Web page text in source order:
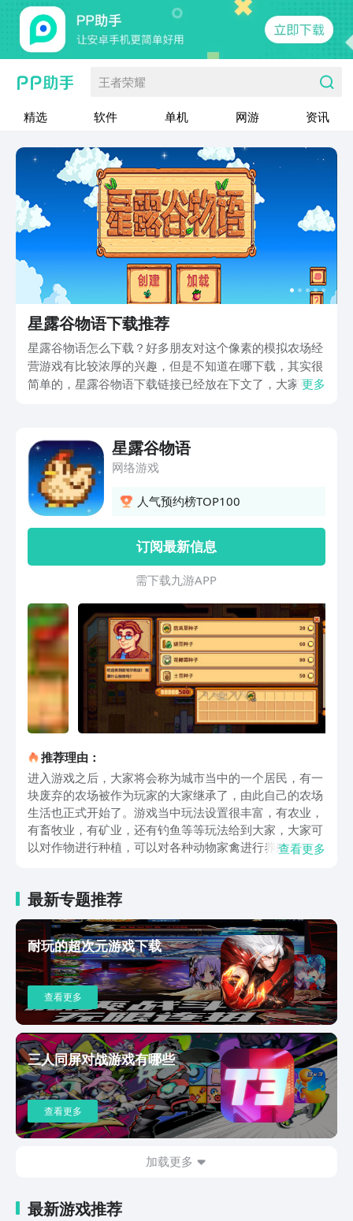
王者荣耀
精选 软件 单机 网游 资讯
星露谷物语下载推荐
星露谷物语怎么下载？好多朋友对这个像素的模拟农场经
营游戏有比较浓厚的兴趣，但是不知道在哪下载，其实很
简单的，星露谷物语下载链接已经放在下文了，大家可以
更多
星露谷物语
网络游戏
人气预约榜TOP100
订阅最新信息
需 下 载 九 游 A P P
推荐理由：
进入游戏之后，大家将会称为城市当中的一个居民，有一
块废弃的农场被作为玩家的大家继承了，由此自己的农场
生活也正式开始了。游戏当中玩法设置很丰富，有农业，
有畜牧业，有矿业，还有钓鱼等等玩法给到大家，大家可
以对作物进行种植，可以对各种动物家禽进行养殖，可以
的工具也就能有钱买了，还能够新增更多的建筑，正向循
环之后，将自己的农场规模逐步扩大。游戏当中还有季节
的设定，四个季节大家均可以体验，每个不同的季节有不
同的天气和相对应的作物，伙伴们需要根据季节的更替，
来决定具体种植什么作物，举例来说的话，春天的时候天
气比较多变，会下雨，会天晴，很多蔬菜水果都是适合种
植的；夏天的时候就比较适合西瓜，番茄，玉米等的种植
了。农业和畜牧是比较常见的，还有矿业和钓鱼可以尝
试，大家可以在矿洞里面去发掘各种矿石，甚至是宝石，
可以用来制作很多的装备和工具；可以去河流或者海洋里
面钓鱼，能够得到各种不同的鱼类，贝壳之类的也可以用
来制作。星露谷物语现在大家都知道在哪可以下载了吧，
该游戏虽然是一个模拟经营的游戏，但是游戏当中的各项
玩法都是尽可能的逼真，非常贴近现实生活的，给大家营
造了一个真实的“种田”环境，让大家在繁忙之中在游戏当
查看更多
最新专题推荐
耐玩的超次元游戏下载
查看更多
三人同屏对战游戏有哪些
查看更多
加载更多
最新游戏推荐